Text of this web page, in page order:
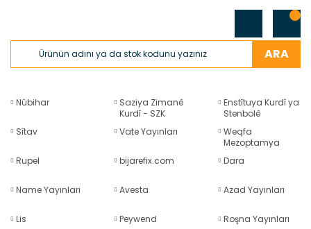
ARA
Nûbihar
Saziya Zimanê
Kurdî - SZK
Enstîtuya Kurdî ya
Stenbolê
Sîtav
Vate Yayınları
Weqfa
Mezoptamya
Rupel
bijarefix.com Dara
Name Yayınları Avesta Azad Yayınları
Lis Peywend Roşna Yayınları